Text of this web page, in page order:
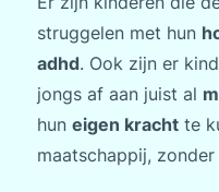
struggelen met hun
adhd. Ook zijn er
jongs af aan juist al
hun eigen krachtte
maatschappij,